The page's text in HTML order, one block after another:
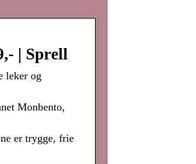
| Sprell
leker og
Monbento,
er trygge, frie